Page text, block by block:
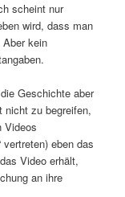
scheint nur
wird, dass man
kein
Geschichte aber
nicht zu begreifen,
Videos
eben das
Video erhält,
an ihre